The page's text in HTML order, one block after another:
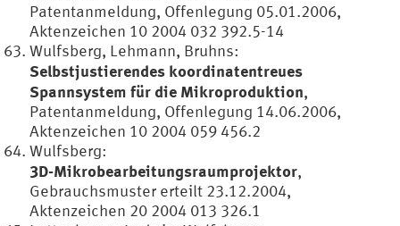
Patentanmeldung, Offenlegung 05.01.2006,
Aktenzeichen 10 2004 032 392.5-14
Wulfsberg, Lehmann, Bruhns:
Selbstjustierendes koordinatentreues
Spannsystem für die Mikroproduktion,
Patentanmeldung, Offenlegung 14.06.2006,
Aktenzeichen 10 2004 059 456.2
Wulfsberg:
3D-Mikrobearbeitungsraumprojektor,
Gebrauchsmuster erteilt 23.12.2004,
Aktenzeichen 20 2004 013 326.1